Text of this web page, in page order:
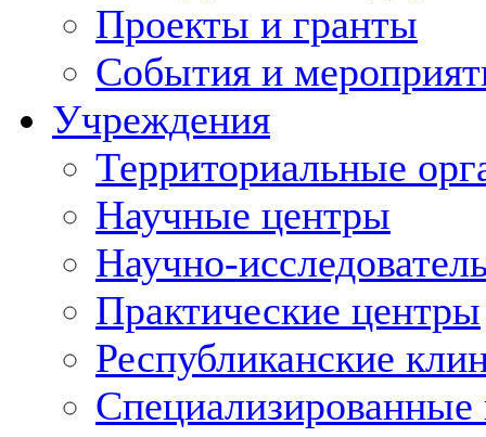
Проекты и гранты
События и
Учреждения
Территориальные
Научные центры
Научно-
Практические центры
Республиканские